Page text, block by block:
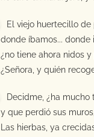
El viejo huertecillo
donde íbamos... donde
¿no tiene ahora nidos
¿Señora, y quién
Decidme, ¿ha
y que perdió sus
Las hierbas, ya